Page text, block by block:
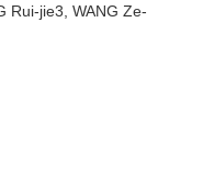
Rui-jie3, WANG Ze-